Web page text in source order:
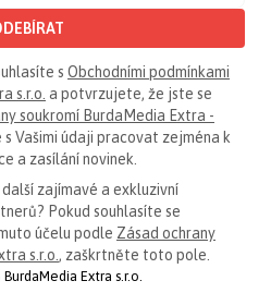
s Obchodními podmínkami
s.r.o. a potvrzujete, že jste se
soukromí BurdaMedia Extra -
s Vašimi údaji pracovat zejména k
a zasílání novinek.
zajímavé a exkluzivní
Pokud souhlasíte se
účelu podle Zásad ochrany
s.r.o. , zaškrtněte toto pole.
Extra s.r.o.